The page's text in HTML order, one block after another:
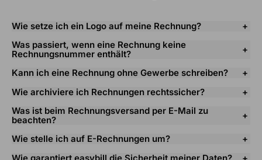
Wie setze ich ein Logo auf meine Rechnung?
Was passiert, wenn eine Rechnung keine
Rechnungsnummer enthält?
Kann ich eine Rechnung ohne Gewerbe schreiben?
Wie archiviere ich Rechnungen rechtssicher?
Was ist beim Rechnungsversand per E-Mail zu
beachten?
Wie stelle ich auf E-Rechnungen um?